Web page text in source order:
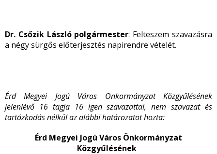
Dr. Csőzik László polgármester: Felteszem szavazásra
a négy sürgős előterjesztés napirendre vételét.
Érd Megyei Jogú Város Önkormányzat Közgyűlésének
jelenlévő 16 tagja 16 igen szavazattal, nem szavazat és
tartózkodás nélkül az alábbihatározatot hozta:
Érd Megyei Jogú Város Önkormányzat
Közgyűlésének